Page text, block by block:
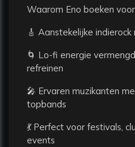
Waarom Eno boeken
🎸 Aanstekelijke
🌀 Lo-fi energie
refreinen
🎤 Ervaren muzikanten
topbands
💃 Perfect voor festivals,
events